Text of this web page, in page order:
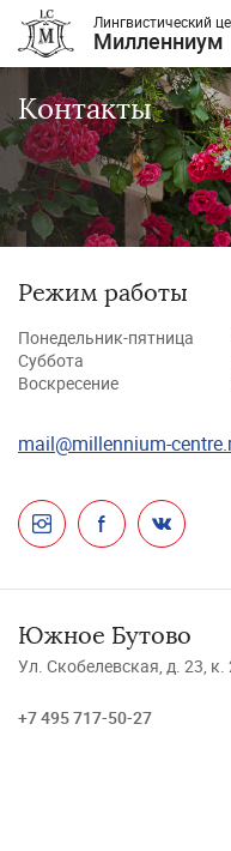
Лингвистический
Милленниум
Контакты
Режим работы
Понедельник-пятница
Суббота
Воскресение
mail@millennium-
Южное Бутово
Ул. Скобелевская, д. 23, к.
+7 495 717-50-27